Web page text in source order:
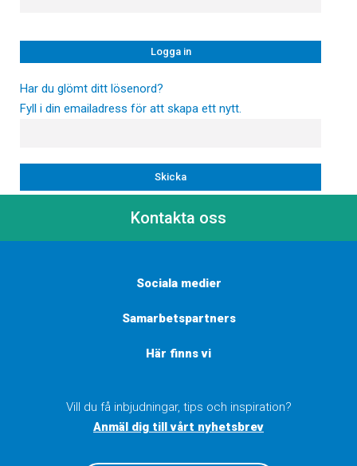
Har du glömt ditt lösenord?
Fyll i din emailadress för att skapa ett nytt.
Kontakta oss
Sociala medier
Samarbetspartners
Här finns vi
Vill du få inbjudningar, tips och inspiration?
Anmäl dig till vårt nyhetsbrev